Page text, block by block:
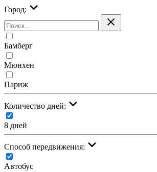
Город:
Бамберг
Мюнхен
Париж
Количество дней:
8 дней
Cпособ передвижения:
Автобус